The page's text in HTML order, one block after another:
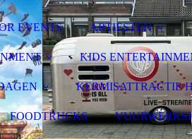
EVENTS ARTIESTEN
KIDS
KERMISATTRACTIE
FOODTRUCKS